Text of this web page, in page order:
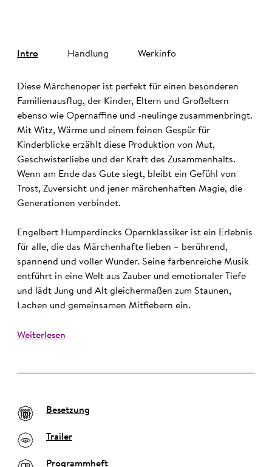
Intro Handlung Werkinfo
Diese Märchenoper ist perfekt für einen besonderen
Familienausflug, der Kinder, Eltern und Großeltern
ebenso wie Opernaffine und -neulinge zusammenbringt.
Mit Witz, Wärme und einem feinen Gespür für
Kinderblicke erzählt diese Produktion von Mut,
Geschwisterliebe und der Kraft des Zusammenhalts.
Wenn am Ende das Gute siegt, bleibt ein Gefühl von
Trost, Zuversicht und jener märchenhaften Magie, die
Generationen verbindet.
Engelbert Humperdincks Opernklassiker ist ein Erlebnis
für alle, die das Märchenhafte lieben – berührend,
spannend und voller Wunder. Seine farbenreiche Musik
entführt in eine Welt aus Zauber und emotionaler Tiefe
und lädt Jung und Alt gleichermaßen zum Staunen,
Lachen und gemeinsamen Mitfiebern ein.
Weiterlesen
Besetzung
Trailer
Programmheft